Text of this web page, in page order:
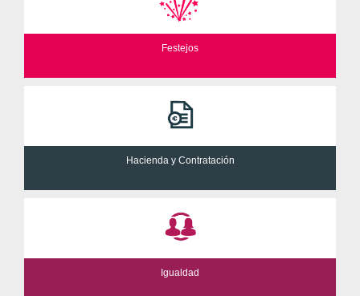
Festejos
Hacienda y Contratación
Igualdad